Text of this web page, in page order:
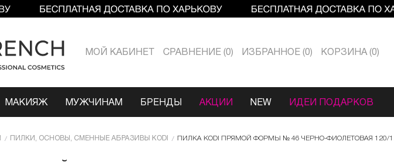
МОЙ КАБИНЕТ СРАВНЕНИЕ 0 ИЗБРАННОЕ 0 КОРЗИНА 0
МАКИЯЖ МУЖЧИНАМ БРЕНДЫ АКЦИИ NEW ИДЕИ ПОДАРКОВ
ПИЛКИ, ОСНОВЫ, СМЕННЫЕ АБРАЗИВЫ KODI ПИЛКА КODI ПРЯМОЙ ФОРМЫ № 46 ЧЕРНО-ФИОЛЕТОВАЯ 120/